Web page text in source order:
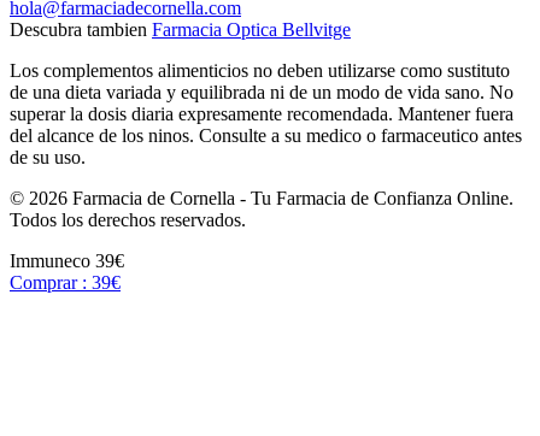
hola@farmaciadecornella.com
Descubra tambien Farmacia Optica Bellvitge
Los complementos alimenticios no deben utilizarse como sustituto
de una dieta variada y equilibrada ni de un modo de vida sano. No
superar la dosis diaria expresamente recomendada. Mantener fuera
del alcance de los ninos. Consulte a su medico o farmaceutico antes
de su uso.
© 2026 Farmacia de Cornella - Tu Farmacia de Confianza Online.
Todos los derechos reservados.
Immuneco 39€
Comprar : 39€